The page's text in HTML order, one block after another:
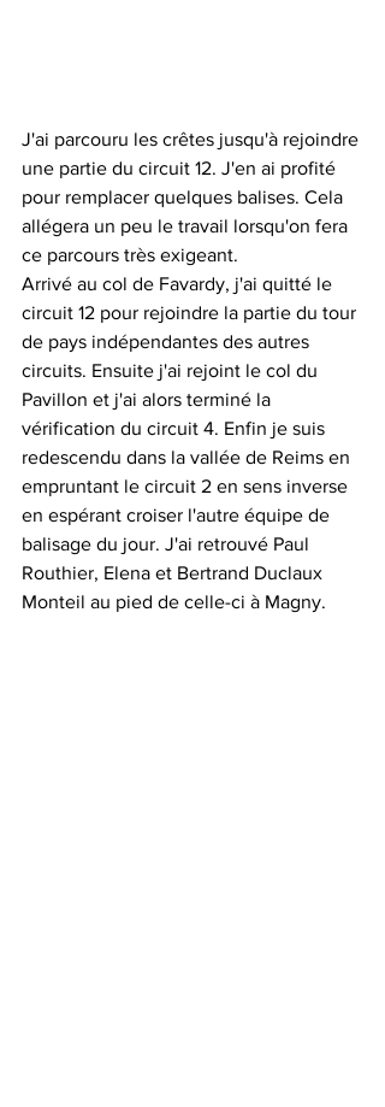
J'ai parcouru les crêtes jusqu'à rejoindre
une partie du circuit 12. J'en ai profité
pour remplacer quelques balises. Cela
allégera un peu le travail lorsqu'on fera
ce parcours très exigeant.
Arrivé au col de Favardy, j'ai quitté le
circuit 12 pour rejoindre la partie du tour
de pays indépendantes des autres
circuits. Ensuite j'ai rejoint le col du
Pavillon et j'ai alors terminé la
vérification du circuit 4. Enfin je suis
redescendu dans la vallée de Reims en
empruntant le circuit 2 en sens inverse
en espérant croiser l'autre équipe de
balisage du jour. J'ai retrouvé Paul
Routhier, Elena et Bertrand Duclaux
Monteil au pied de celle-ci à Magny.